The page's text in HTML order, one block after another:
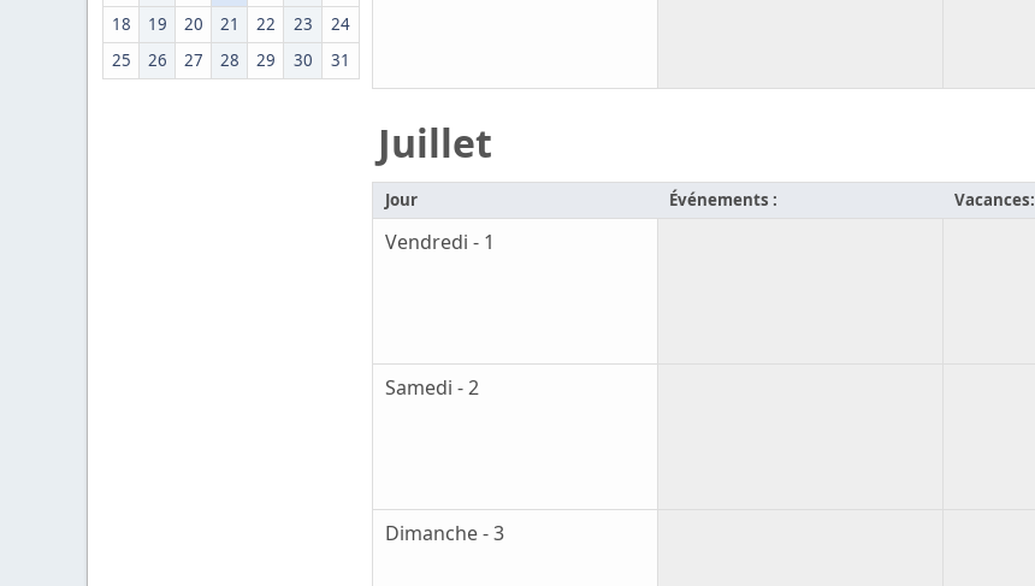
18
19 20 21 22 23
24
25
26 27 28 29 30 31
Juillet
Jour Événements : Vacances:
Vendredi - 1
Samedi - 2
Dimanche - 3